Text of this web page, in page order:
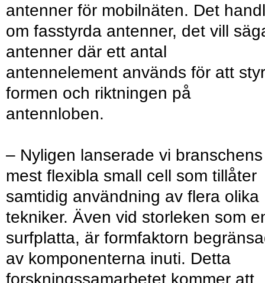
antenner för mobilnäten. Det
om fasstyrda antenner, det vill
antenner där ett antal
antennelement används för att
formen och riktningen på
antennloben.
– Nyligen lanserade vi branschens
mest flexibla small cell som tillåter
samtidig användning av flera olika
tekniker. Även vid storleken som
surfplatta, är formfaktorn
av komponenterna inuti. Detta